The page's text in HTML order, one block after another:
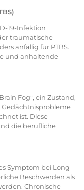
19-Infektion
traumatische
anfällig für PTBS.
und anhaltende
Fog“, ein Zustand,
ist. Diese
die berufliche
Symptom bei Long
Beschwerden als
Chronische